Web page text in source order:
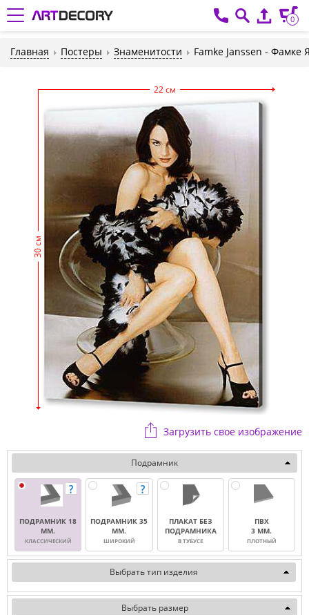
0
Главная Постеры Знаменитости Famke Janssen - Фамке
22 см
30 см
Загрузить свое изображение
Подрамник
ПОДРАМНИК 18
ММ.
КЛАССИЧЕСКИЙ
ПОДРАМНИК 35
ММ.
ШИРОКИЙ
ПЛАКАТ БЕЗ
ПОДРАМНИКА
В ТУБУСЕ
ПВХ
3 ММ.
ПЛОТНЫЙ
Выбрать тип изделия
Выбрать размер